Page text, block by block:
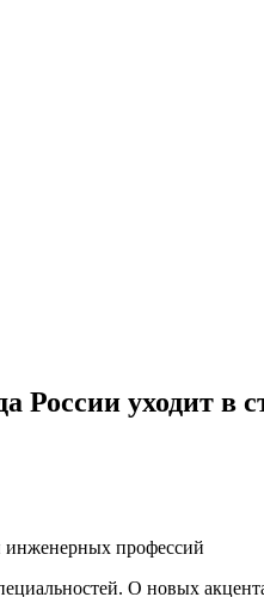
уходит в
О новых